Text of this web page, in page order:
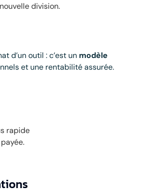
division.
d’un outil : c’est un modèle
et une rentabilité assurée.
rapide